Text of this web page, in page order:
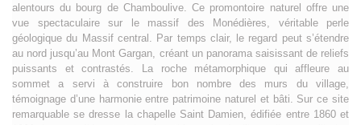
alentours du bourg de Chamboulive. Ce promontoire naturel offre une
vue spectaculaire sur le massif des Monédières, véritable perle
géologique du Massif central. Par temps clair, le regard peut s’étendre
au nord jusqu’au Mont Gargan, créant un panorama saisissant de reliefs
puissants et contrastés. La roche métamorphique qui affleure au
sommet a servi à construire bon nombre des murs du village,
témoignage d’une harmonie entre patrimoine naturel et bâti. Sur ce site
remarquable se dresse la chapelle Saint Damien, édifiée entre 1860 et